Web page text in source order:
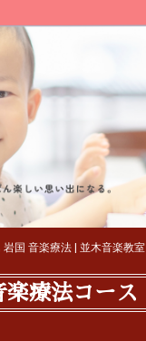
岩国 音楽療法 | 並木音楽教室
楽療法コース